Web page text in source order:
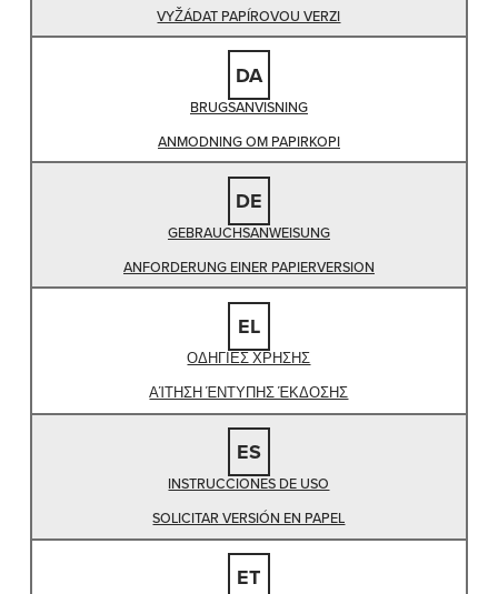
VYŽÁDAT PAPÍROVOU VERZI
DA
BRUGSANVISNING
ANMODNING OM PAPIRKOPI
DE
GEBRAUCHSANWEISUNG
ANFORDERUNG EINER PAPIERVERSION
EL
ΟΔΗΓΙΕΣ ΧΡΗΣΗΣ
ΑΊΤΗΣΗ ΈΝΤΥΠΗΣ ΈΚΔΟΣΗΣ
ES
INSTRUCCIONES DE USO
SOLICITAR VERSIÓN EN PAPEL
ET